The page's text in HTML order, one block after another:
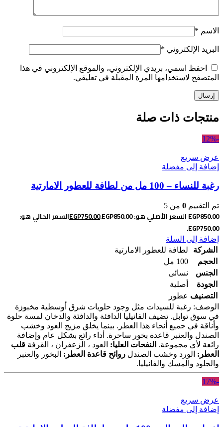
الاسم *
البريد الإلكتروني *
احفظ اسمي، بريدي الإلكتروني، والموقع الإلكتروني في هذا
المتصفح لاستخدامها المرة المقبلة في تعليقي.
منتجات ذات صلة
-12%
عرض سريع
إضافة إلى مفضلة
رغبة للنساء – 100 مل من لطافة للعطور الامارتية
تم التقييم 0 من 5
EGP850.00 السعر الأصلي هو: EGP850.00. EGP750.00
السعر الحالي هو:
EGP750.00.
إضافة إلى السلة
الشركة
لطافة للعطور الامارتية
الحجم
100 مل
الجنس
نسائى
الجودة
أصلية
التصنيف عطور
الوصف: رغبة للسيدات مثل وجود حلويات شرق أوسطية مخبوزة
في سوق توابل. تضيف الفانيليا الدافئة والدافئة والدخان لمسة حلوة
وأناقة في جميع أنحاء هذا العطر. بينما يخلق مزيج العود وخشب
الصندل والعنبر قاعدة بخور ساحرة. أداء رائع بشكل عام وإضافة
رائعة لأي مجموعة. النفحات العليا: العود ، الزعفران ، القرفة قلب
العطر: الورد وخشب الصندل روائح قاعدة العطر: البخور والعنبر
والجلود والمسك والفانيليا.
-17%
عرض سريع
إضافة إلى مفضلة